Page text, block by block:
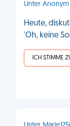
Unter Anonym
Heute,
'Oh, keine